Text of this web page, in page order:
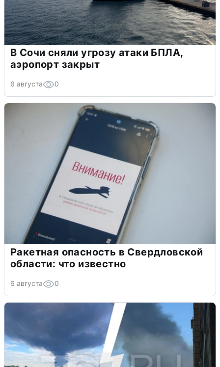
В Сочи сняли угрозу атаки БПЛА,
аэропорт закрыт
6 августа 0
Ракетная опасность в Свердловской
области: что известно
6 августа 0